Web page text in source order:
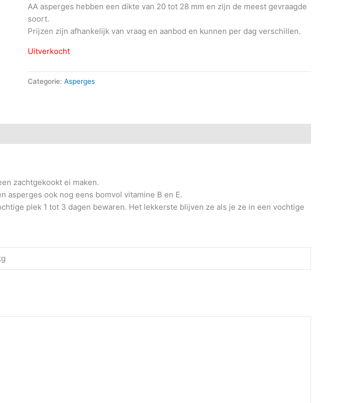
AA asperges hebben een dikte van 20 tot 28 mm en zijn de meest gevraagde
soort.
Prijzen zijn afhankelijk van vraag en aanbod en kunnen per dag verschillen.
Uitverkocht
Categorie: Asperges
zachtgekookt ei maken.
asperges ook nog eens bomvol vitamine B en E.
plek 1 tot 3 dagen bewaren. Het lekkerste blijven ze als je ze in een vochtige